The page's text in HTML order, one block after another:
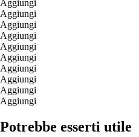
Aggiungi
Aggiungi
Aggiungi
Aggiungi
Aggiungi
Aggiungi
Aggiungi
Aggiungi
Aggiungi
Aggiungi
Potrebbe esserti utile